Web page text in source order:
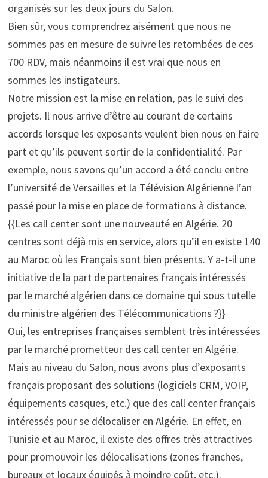
organisés sur les deux jours du Salon.
Bien sûr, vous comprendrez aisément que nous ne
sommes pas en mesure de suivre les retombées de ces
700 RDV, mais néanmoins il est vrai que nous en
sommes les instigateurs.
Notre mission est la mise en relation, pas le suivi des
projets. Il nous arrive d’être au courant de certains
accords lorsque les exposants veulent bien nous en faire
part et qu’ils peuvent sortir de la confidentialité. Par
exemple, nous savons qu’un accord a été conclu entre
l’université de Versailles et la Télévision Algérienne l’an
passé pour la mise en place de formations à distance.
{{Les call center sont une nouveauté en Algérie. 20
centres sont déjà mis en service, alors qu’il en existe 140
au Maroc où les Français sont bien présents. Y a-t-il une
initiative de la part de partenaires français intéressés
par le marché algérien dans ce domaine qui sous tutelle
du ministre algérien des Télécommunications ?}}
Oui, les entreprises françaises semblent très intéressées
par le marché prometteur des call center en Algérie.
Mais au niveau du Salon, nous avons plus d’exposants
français proposant des solutions (logiciels CRM, VOIP,
équipements casques, etc.) que des call center français
intéressés pour se délocaliser en Algérie. En effet, en
Tunisie et au Maroc, il existe des offres très attractives
pour promouvoir les délocalisations (zones franches,
bureaux et locaux équipés à moindre coût, etc.).